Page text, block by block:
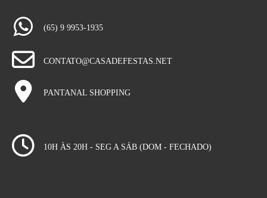
(65) 9 9953-1935
CONTATO@CASADEFESTAS.NET
PANTANAL SHOPPING
10H ÀS 20H - SEG A SÁB (DOM - FECHADO)